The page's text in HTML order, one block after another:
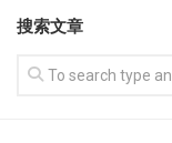
搜索文章